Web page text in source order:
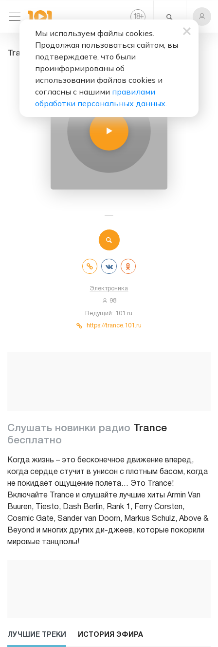
18+
Trance - радио онлайн. Слушать бесплатно
—
Электроника
98
Ведущий: 101.ru
https://trance.101.ru
Слушать новинки радио
Trance
бесплатно
Когда жизнь – это бесконечное движение вперед,
когда сердце стучит в унисон с плотным басом, когда
не покидает ощущение полета… Это Trance!
Включайте Trance и слушайте лучшие хиты Armin Van
Buuren, Tiesto, Dash Berlin, Rank 1, Ferry Corsten,
Cosmic Gate, Sander van Doorn, Markus Schulz, Above &
Beyond и многих других ди-джеев, которые покорили
мировые танцполы!
ЛУЧШИЕ ТРЕКИ ИСТОРИЯ ЭФИРА
Мы используем файлы cookies.
Продолжая пользоваться сайтом, вы
подтверждаете, что были
проинформированы об
использовании файлов cookies и
согласны с нашими правилами
обработки персональных данных.